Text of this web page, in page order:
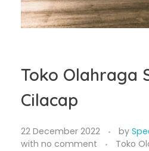
Toko Olahraga
Cilacap
22 December 2022 by
with no comment Toko